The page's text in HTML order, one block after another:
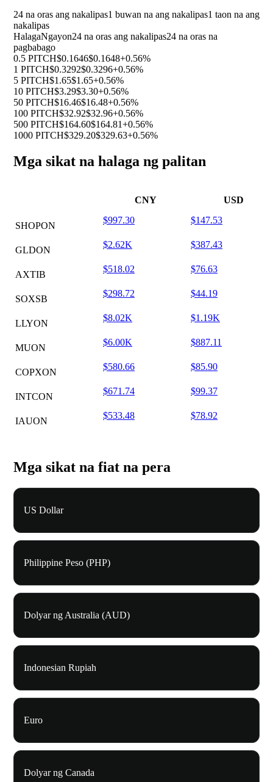
24 na oras ang nakalipas1 buwan na ang nakalipas1 taon na ang
nakalipas
HalagaNgayon24 na oras ang nakalipas24 na oras na
pagbabago
0.5 PITCH$0.1646$0.1648+0.56%
1 PITCH$0.3292$0.3296+0.56%
5 PITCH$1.65$1.65+0.56%
10 PITCH$3.29$3.30+0.56%
50 PITCH$16.46$16.48+0.56%
100 PITCH$32.92$32.96+0.56%
500 PITCH$164.60$164.81+0.56%
1000 PITCH$329.20$329.63+0.56%
Mga sikat na halaga ng palitan
CNY USD
SHOPON
$997.30 $147.53
GLDON
$2.62K $387.43
AXTIB
$518.02 $76.63
SOXSB
$298.72 $44.19
LLYON
$8.02K $1.19K
MUON
$6.00K $887.11
COPXON
$580.66 $85.90
INTCON
$671.74 $99.37
IAUON
$533.48 $78.92
Mga sikat na fiat na pera
US Dollar
Philippine Peso (PHP)
Dolyar ng Australia (AUD)
Indonesian Rupiah
Euro
Dolyar ng Canada